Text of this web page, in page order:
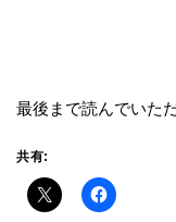
最後まで読んでいた
共有: